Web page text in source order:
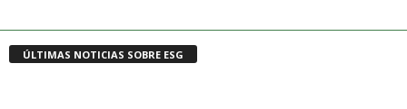
ÚLTIMAS NOTICIAS SOBRE ESG